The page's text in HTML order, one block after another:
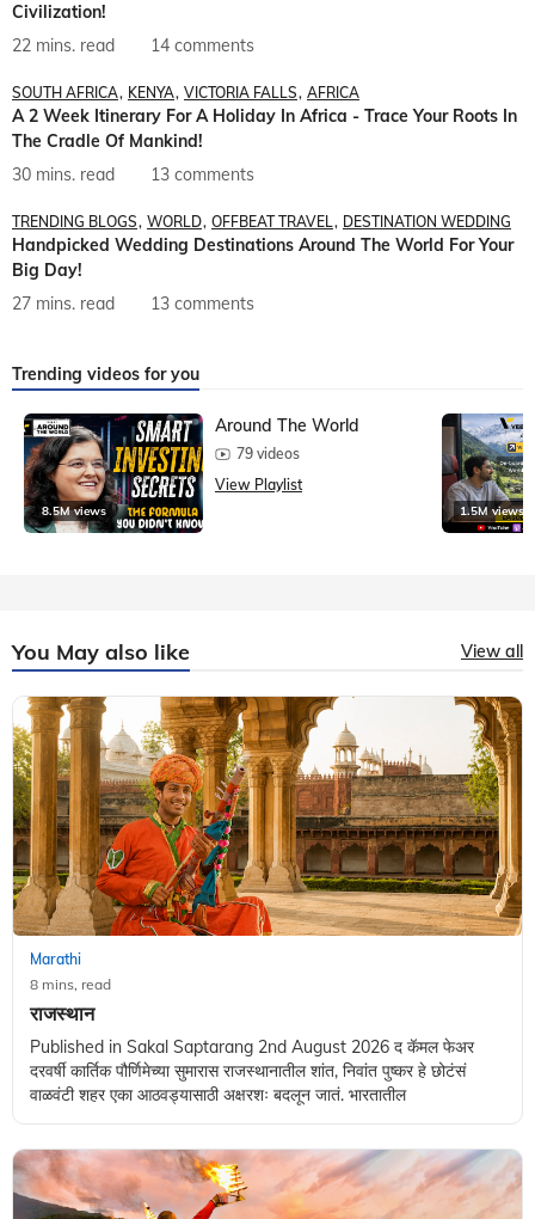
Civilization!
22 mins. read
14 comments
SOUTH AFRICA KENYA VICTORIA FALLS AFRICA
A 2 Week Itinerary For A Holiday In Africa - Trace Your Roots In
The Cradle Of Mankind!
30 mins. read
13 comments
TRENDING BLOGS WORLD OFFBEAT TRAVEL DESTINATION WEDDING
Handpicked Wedding Destinations Around The World For Your
Big Day!
27 mins. read
13 comments
Trending videos for you
8.5M views
Around The World
79 videos
View Playlist
1.5M views
You May also like View all
Marathi
8 mins, read
राजस्थान
Published in Sakal Saptarang 2nd August 2026 द कॅमल फेअर
दरवर्षी कार्तिक पौर्णिमेच्या सुमारास राजस्थानातील शांत, निवांत पुष्कर हे छोटंसं
वाळवंटी शहर एका आठवड्यासाठी अक्षरशः बदलून जातं. भारतातील